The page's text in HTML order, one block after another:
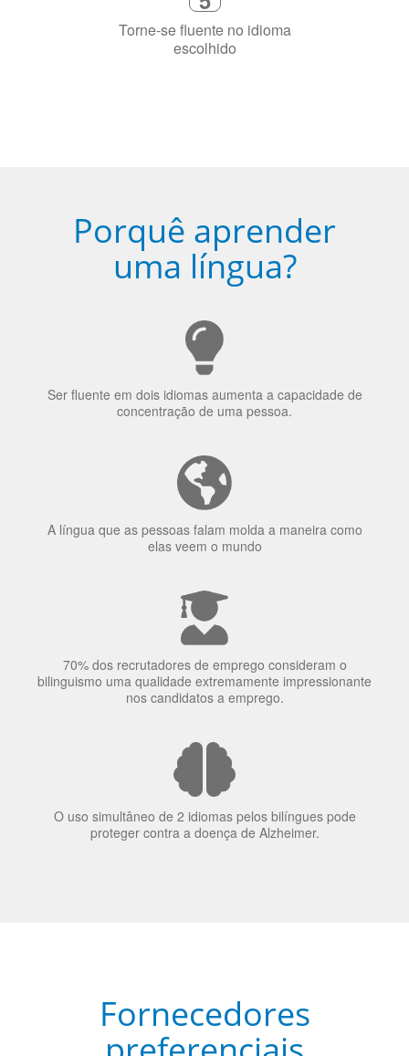
de idioma nativo e certificado em
sua cidade (ou online)
Porquê aprender
uma língua?
Ser fluente em dois idiomas aumenta a capacidade de
concentração de uma pessoa.
A língua que as pessoas falam molda a maneira como
elas veem o mundo
bilinguismo uma qualidade extremamente impressionante
nos candidatos a emprego.